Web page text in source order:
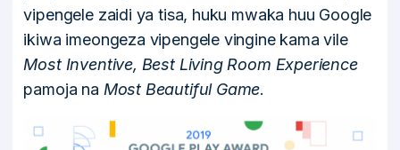
vipengele zaidi ya tisa, huku mwaka huu Google
ikiwa imeongeza vipengele vingine kama vile
Most Inventive, Best Living Room Experience
pamoja na Most Beautiful Game.